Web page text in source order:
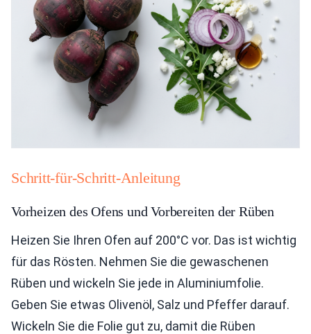
Schritt-für-Schritt-Anleitung
Vorheizen des Ofens und Vorbereiten der Rüben
Heizen Sie Ihren Ofen auf 200°C vor. Das ist wichtig
für das Rösten. Nehmen Sie die gewaschenen
Rüben und wickeln Sie jede in Aluminiumfolie.
Geben Sie etwas Olivenöl, Salz und Pfeffer darauf.
Wickeln Sie die Folie gut zu, damit die Rüben